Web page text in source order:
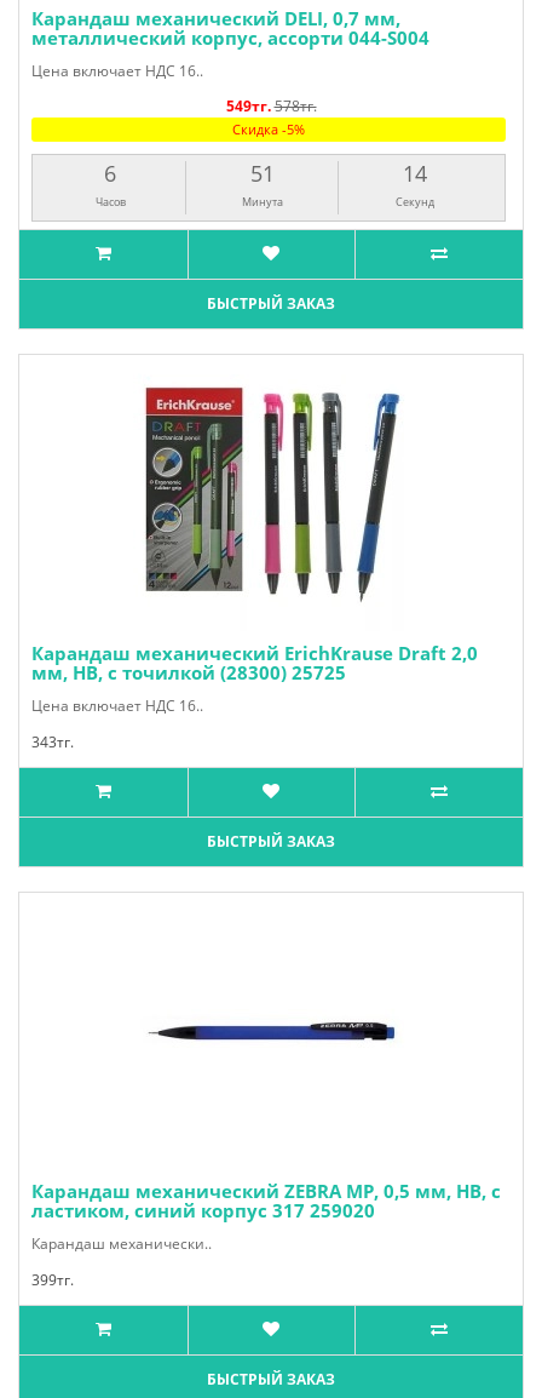
Карандаш механический DELI, 0,7 мм,
металлический корпус, ассорти 044-S004
Цена включает НДС 16..
549тг.578тг.
Скидка -5%
6
Часов
51
Минута
13
Секунд
БЫСТРЫЙ ЗАКАЗ
Карандаш механический ErichKrause Draft 2,0
мм, НВ, с точилкой (28300) 25725
Цена включает НДС 16..
343тг.
БЫСТРЫЙ ЗАКАЗ
Карандаш механический ZEBRA MP, 0,5 мм, HB, с
ластиком, синий корпус 317 259020
Карандаш механически..
399тг.
БЫСТРЫЙ ЗАКАЗ